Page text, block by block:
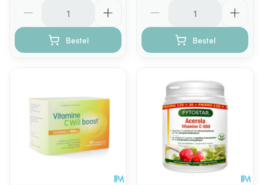
Bestel Bestel